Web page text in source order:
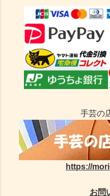
手芸の
https://
お問